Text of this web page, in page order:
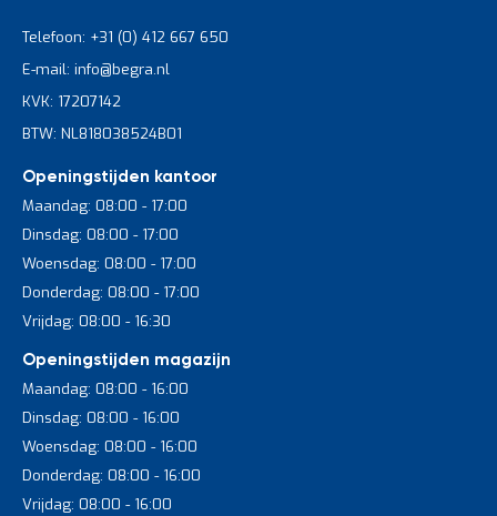
Telefoon: +31 (0) 412 667 650
E-mail: info@begra.nl
KVK: 17207142
BTW: NL818038524B01
Openingstijden kantoor
Maandag: 08:00 - 17:00
Dinsdag: 08:00 - 17:00
Woensdag: 08:00 - 17:00
Donderdag: 08:00 - 17:00
Vrijdag: 08:00 - 16:30
Openingstijden magazijn
Maandag: 08:00 - 16:00
Dinsdag: 08:00 - 16:00
Woensdag: 08:00 - 16:00
Donderdag: 08:00 - 16:00
Vrijdag: 08:00 - 16:00